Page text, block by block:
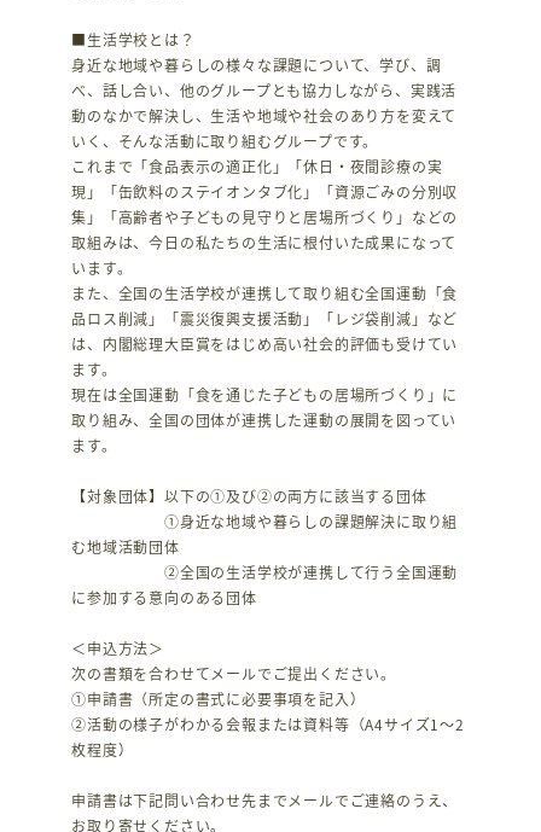
■生活学校とは？
身近な地域や暮らしの様々な課題について、学び、調
べ、話し合い、他のグループとも協力しながら、実践活
動のなかで解決し、生活や地域や社会のあり方を変えて
いく、そんな活動に取り組むグループです。
これまで「食品表示の適正化」「休日・夜間診療の実
現」「缶飲料のステイオンタブ化」「資源ごみの分別収
集」「高齢者や子どもの見守りと居場所づくり」などの
取組みは、今日の私たちの生活に根付いた成果になって
います。
また、全国の生活学校が連携して取り組む全国運動「食
品ロス削減」「震災復興支援活動」「レジ袋削減」など
は、内閣総理大臣賞をはじめ高い社会的評価も受けてい
ます。
現在は全国運動「食を通じた子どもの居場所づくり」に
取り組み、全国の団体が連携した運動の展開を図ってい
ます。
【対象団体】以下の①及び②の両方に該当する団体
①身近な地域や暮らしの課題解決に取り組
む地域活動団体
②全国の生活学校が連携して行う全国運動
に参加する意向のある団体
＜申込方法＞
次の書類を合わせてメールでご提出ください。
①申請書（所定の書式に必要事項を記入）
②活動の様子がわかる会報または資料等（A4サイズ1～2
枚程度）
申請書は下記問い合わせ先までメールでご連絡のうえ、
お取り寄せください。